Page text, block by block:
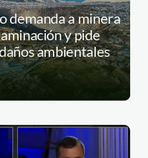
demanda a minera
y pide
ambientales